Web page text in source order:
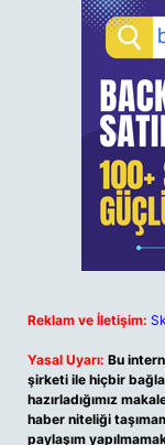
Reklam ve İletişim:
Yasal Uyarı: Bu
şirketi ile hiçbir
hazırladığımız
haber niteliği
paylaşım